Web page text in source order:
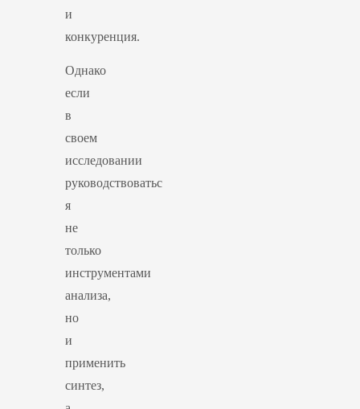
и
конкуренция.
Однако
если
в
своем
исследовании
руководствоватьс
я
не
только
инструментами
анализа,
но
и
применить
синтез,